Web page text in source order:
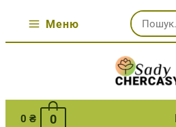
Меню
Шукати:
0 ₴ 0